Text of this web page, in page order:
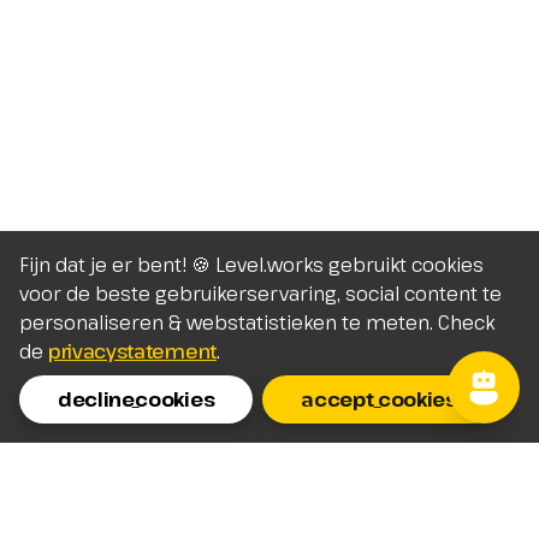
Fijn dat je er bent! 🍪 Level.works gebruikt cookies
voor de beste gebruikerservaring, social content te
personaliseren & webstatistieken te meten. Check
de privacystatement.
decline_cookies
accept_cookies